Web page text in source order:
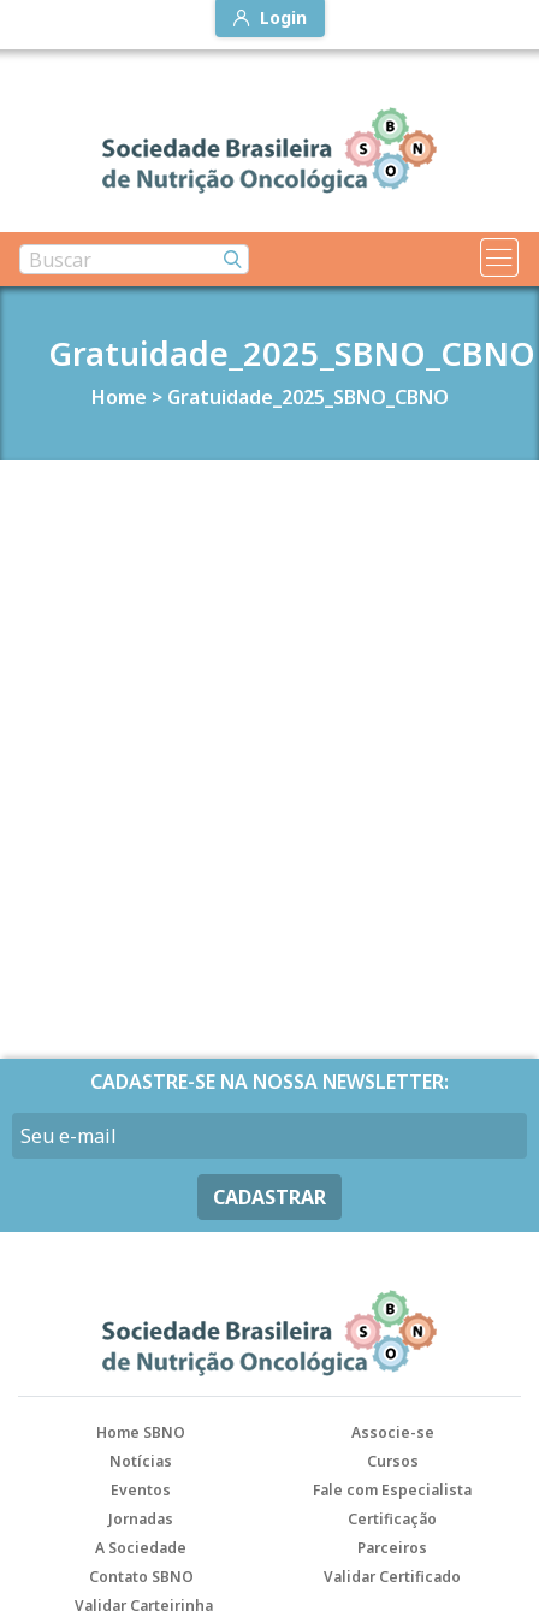
Login
Gratuidade_2025_SBNO_CBNO
Home > Gratuidade_2025_SBNO_CBNO
CADASTRE-SE NA NOSSA NEWSLETTER:
CADASTRAR
Home SBNO
Associe-se
Notícias
Cursos
Eventos
Fale com Especialista
Jornadas
Certificação
A Sociedade
Parceiros
Contato SBNO
Validar Certificado
Validar Carteirinha